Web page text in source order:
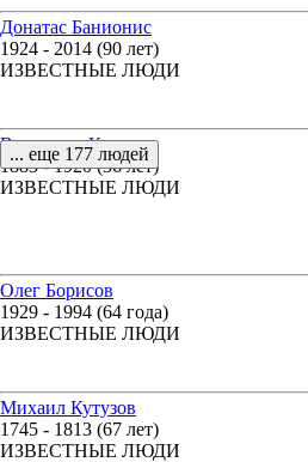
Донатас Банионис
1924 - 2014 (90 лет)
ИЗВЕСТНЫЕ ЛЮДИ
Владимир Каппель
1883 - 1920 (36 лет)
ИЗВЕСТНЫЕ ЛЮДИ
... еще 177 людей
Олег Борисов
1929 - 1994 (64 года)
ИЗВЕСТНЫЕ ЛЮДИ
Михаил Кутузов
1745 - 1813 (67 лет)
ИЗВЕСТНЫЕ ЛЮДИ